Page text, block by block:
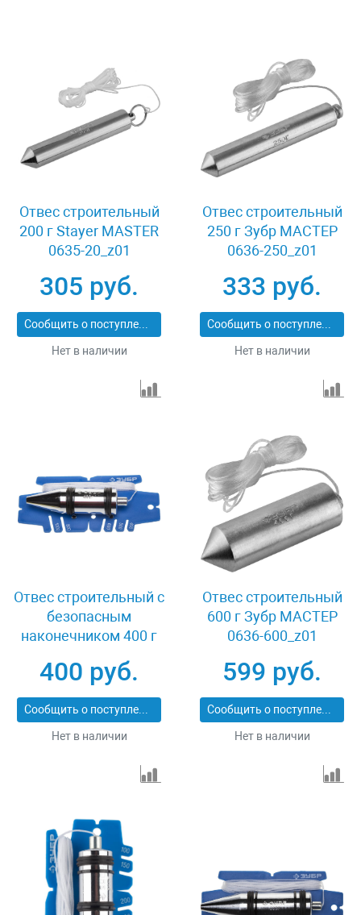
Отвес строительный
200 г Stayer MASTER
0635-20_z01
305 руб.
Сообщить о поступлении
Нет в наличии
Отвес строительный
250 г Зубр МАСТЕР
0636-250_z01
333 руб.
Сообщить о поступлении
Нет в наличии
Отвес строительный c
безопасным
наконечником 400 г
40_z01
400 руб.
Сообщить о поступлении
Нет в наличии
Отвес строительный
600 г Зубр МАСТЕР
0636-600_z01
599 руб.
Сообщить о поступлении
Нет в наличии